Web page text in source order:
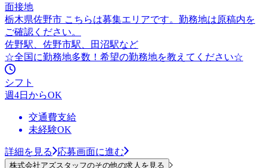
面接地
栃木県佐野市 こちらは募集エリアです。勤務地は原稿内を
ご確認ください。
佐野駅、佐野市駅、田沼駅など
☆全国に勤務地多数！希望の勤務地を教えてください☆
シフト
週4日からOK
交通費支給
未経験OK
詳細を見る 応募画面に進む
株式会社アズスタッフのその他の求人を見る